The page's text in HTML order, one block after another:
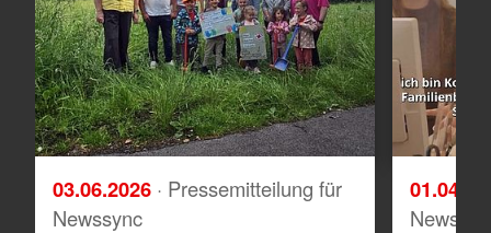
03.06.2026 · Pressemitteilung für
Newssync